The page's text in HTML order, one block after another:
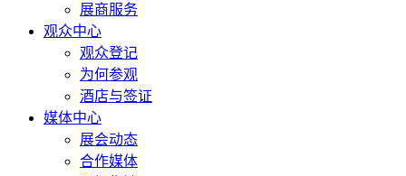
展商服务
观众中心
观众登记
为何参观
酒店与签证
媒体中心
展会动态
合作媒体